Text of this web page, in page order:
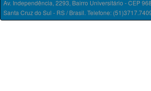
Av. Independência, 2293, Bairro Universitário - CEP
Santa Cruz do Sul - RS / Brasil. Telefone: